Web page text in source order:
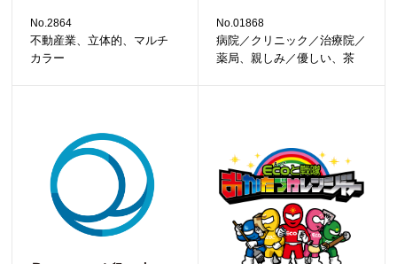
No.2864
不動産業、立体的、マルチ
カラー
No.01868
病院／クリニック／治療院／
薬局、親しみ／優しい、茶